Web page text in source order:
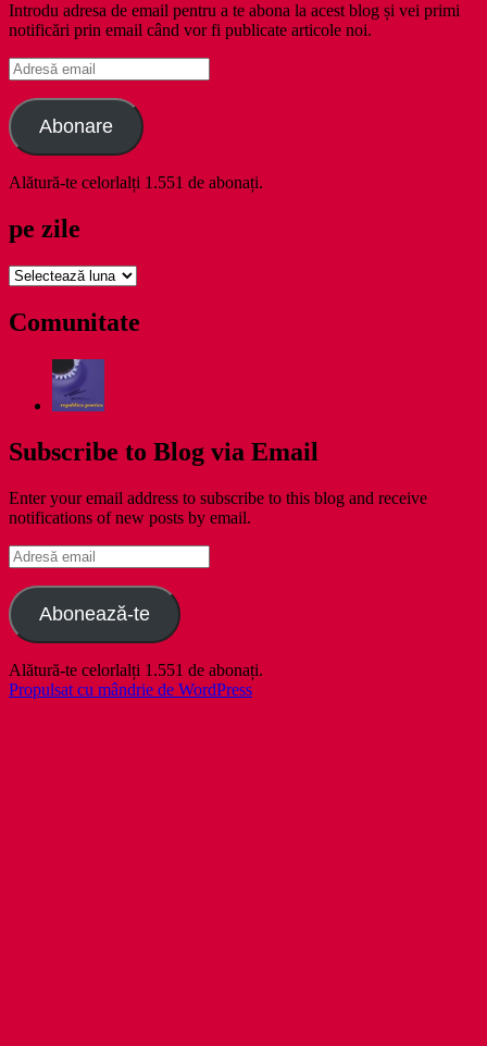
Introdu adresa de email pentru a te abona la acest blog și vei primi
notificări prin email când vor fi publicate articole noi.
Adresă
email
Abonare
Alătură-te celorlalți 1.551 de abonați.
pe zile
pe
Comunitate
Subscribe to Blog via Email
Enter your email address to subscribe to this blog and receive
notifications of new posts by email.
Adresă
email
Abonează-te
Alătură-te celorlalți 1.551 de abonați.
Propulsat cu mândrie de WordPress